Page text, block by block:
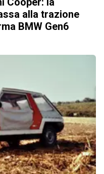
alla trazione
BMW Gen6